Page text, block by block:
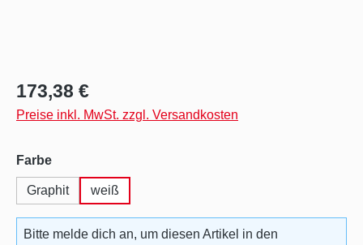
Regulärer Preis:
173,38 €
Preise inkl. MwSt. zzgl. Versandkosten
Farbeauswählen
Graphit weiß
Bitte melde dich an, um diesen Artikel in den